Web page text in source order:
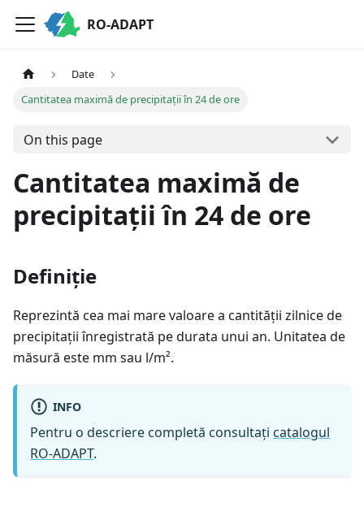
RO-ADAPT
Date
Cantitatea maximă de precipitații în 24 de ore
On this page
Cantitatea maximă de
precipitații în 24 de ore
Definiție
Reprezintă cea mai mare valoare a cantității zilnice de
precipitații înregistrată pe durata unui an. Unitatea de
măsură este mm sau l/m².
INFO
Pentru o descriere completă consultați catalogul
RO-ADAPT.